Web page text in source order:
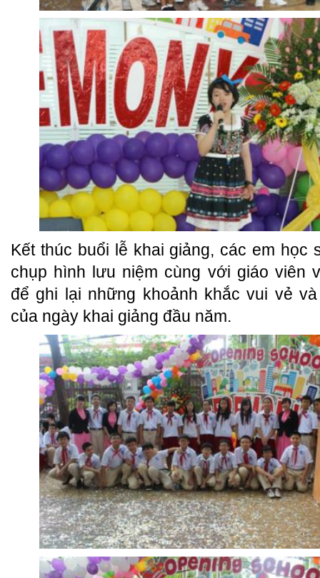
Kết thúc buổi lễ khai giảng, các em học
chụp hình lưu niệm cùng với giáo viên
để ghi lại những khoảnh khắc vui vẻ
của ngày khai giảng đầu năm.